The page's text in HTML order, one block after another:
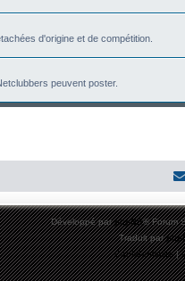
d'origine et de compétition.
peuvent poster.
Développé parphpBB® Forum
Traduit par
Confidentialité|